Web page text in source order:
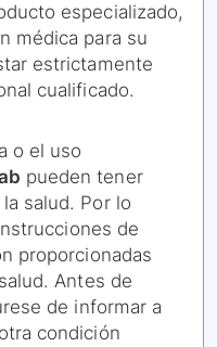
especializado,
médica para su
estrictamente
cualificado.
o el uso
pueden tener
salud. Por lo
de
proporcionadas
Antes de
de informar a
condición